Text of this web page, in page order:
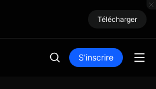
Télécharger
S'inscrire